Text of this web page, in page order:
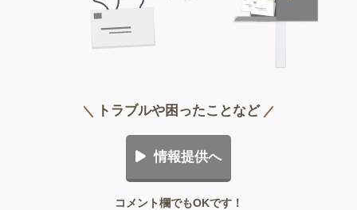
トラブルや困ったことなど
情報提供へ
コメント欄でもOKです！